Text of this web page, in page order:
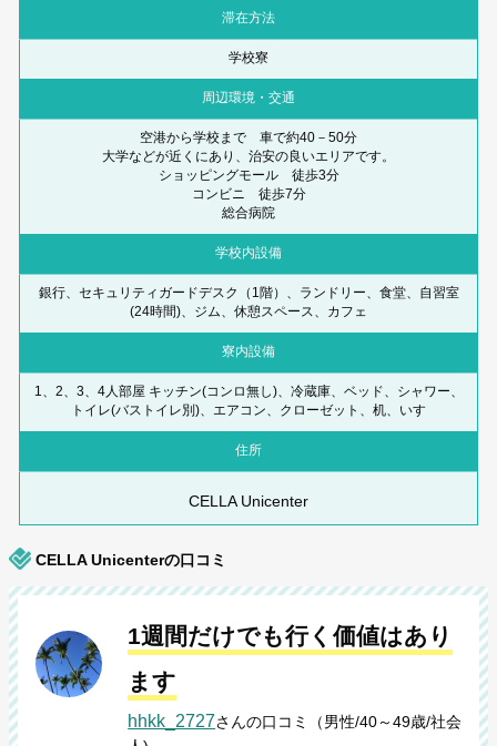
滞在方法
学校寮
周辺環境・交通
空港から学校まで 車で約40－50分
大学などが近くにあり、治安の良いエリアです。
ショッピングモール 徒歩3分
コンビニ 徒歩7分
総合病院
学校内設備
銀行、セキュリティガードデスク（1階）、ランドリー、食堂、自習室
(24時間)、ジム、休憩スペース、カフェ
寮内設備
1、2、3、4人部屋 キッチン(コンロ無し)、冷蔵庫、ベッド、シャワー、
トイレ(バストイレ別)、エアコン、クローゼット、机、いす
住所
CELLA Unicenter
CELLA Unicenterの口コミ
1週間だけでも行く価値はあり
ます
hhkk_2727さんの口コミ（男性/40～49歳/社会